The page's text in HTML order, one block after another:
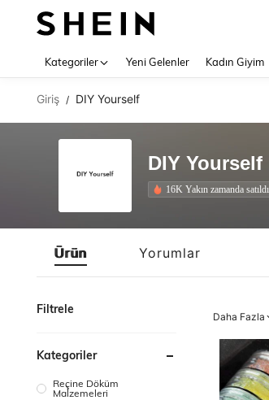
Kategoriler Yeni Gelenler Kadın Giyim
Giriş / DIY Yourself
DIY Yourself
16K Yakın zamanda satıldı
Ürün Yorumlar
Filtrele
Kategoriler
Reçine Döküm
Malzemeleri
Daha Fazla